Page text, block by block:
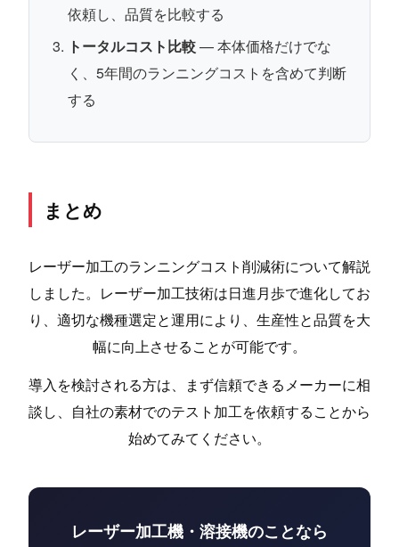
依頼し、品質を比較する
トータルコスト比較— 本体価格だけでな
く、5年間のランニングコストを含めて判断
する
まとめ
レーザー加工のランニングコスト削減術について解説
しました。レーザー加工技術は日進月歩で進化してお
り、適切な機種選定と運用により、生産性と品質を大
幅に向上させることが可能です。
導入を検討される方は、まず信頼できるメーカーに相
談し、自社の素材でのテスト加工を依頼することから
始めてみてください。
レーザー加工機・溶接機のことなら